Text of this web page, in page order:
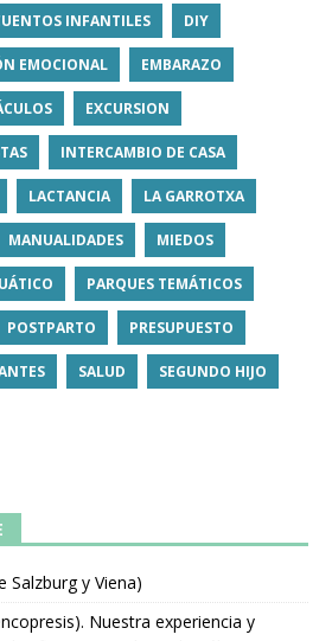
INFANTILES DIY
EMOCIONAL EMBARAZO
EXCURSION
INTERCAMBIO DE CASA
LACTANCIA LA GARROTXA
MANUALIDADES MIEDOS
PARQUES TEMÁTICOS
POSTPARTO PRESUPUESTO
SALUD SEGUNDO HIJO
Salzburg y Viena)
Nuestra experiencia y